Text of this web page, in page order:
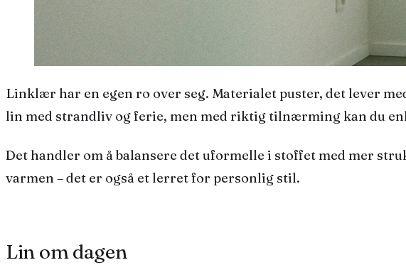
Linklær har en egen ro over seg. Materialet puster, det lever med deg gjennom dagen, og det blir mykere for hver gang du bruker det. Mange forbinder
lin med strandliv og ferie, men med riktig tilnærming kan du
Det handler om å balansere det uformelle i stoffet med mer
varmen – det er også et lerret for personlig stil.
Lin om dagen